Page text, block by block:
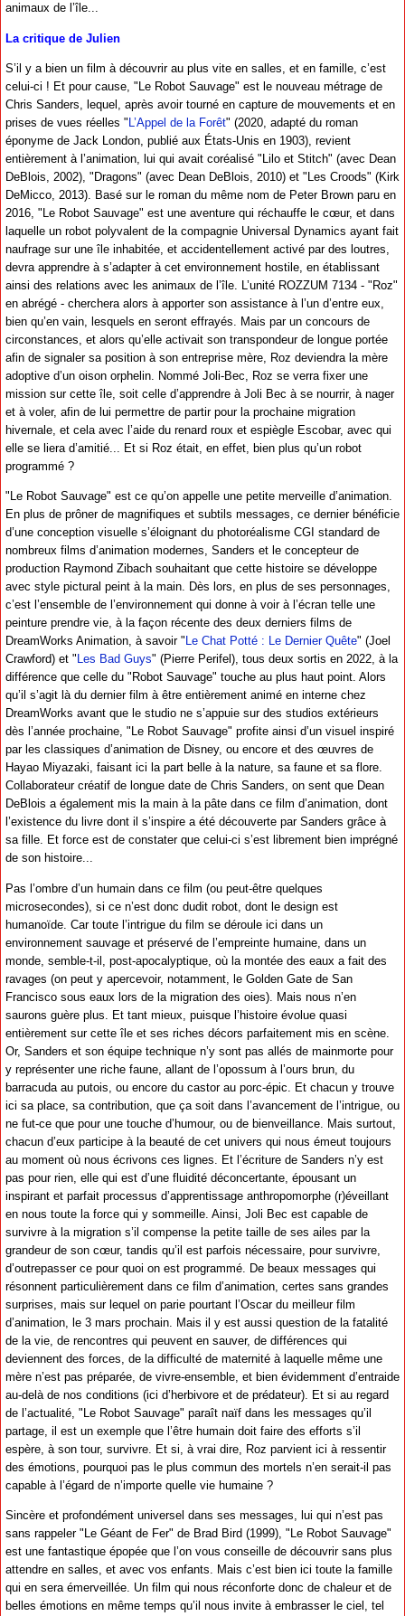
animaux de l’île...
La critique de Julien
S’il y a bien un film à découvrir au plus vite en salles, et en famille, c’est
celui-ci ! Et pour cause, "Le Robot Sauvage" est le nouveau métrage de
Chris Sanders, lequel, après avoir tourné en capture de mouvements et en
prises de vues réelles " L’Appel de la Forêt" (2020, adapté du roman
éponyme de Jack London, publié aux États-Unis en 1903), revient
entièrement à l’animation, lui qui avait coréalisé "Lilo et Stitch" (avec Dean
DeBlois, 2002), "Dragons" (avec Dean DeBlois, 2010) et "Les Croods" (Kirk
DeMicco, 2013). Basé sur le roman du même nom de Peter Brown paru en
2016, "Le Robot Sauvage" est une aventure qui réchauffe le cœur, et dans
laquelle un robot polyvalent de la compagnie Universal Dynamics ayant fait
naufrage sur une île inhabitée, et accidentellement activé par des loutres,
devra apprendre à s’adapter à cet environnement hostile, en établissant
ainsi des relations avec les animaux de l’île. L’unité ROZZUM 7134 - "Roz"
en abrégé - cherchera alors à apporter son assistance à l’un d’entre eux,
bien qu’en vain, lesquels en seront effrayés. Mais par un concours de
circonstances, et alors qu’elle activait son transpondeur de longue portée
afin de signaler sa position à son entreprise mère, Roz deviendra la mère
adoptive d’un oison orphelin. Nommé Joli-Bec, Roz se verra fixer une
mission sur cette île, soit celle d’apprendre à Joli Bec à se nourrir, à nager
et à voler, afin de lui permettre de partir pour la prochaine migration
hivernale, et cela avec l’aide du renard roux et espiègle Escobar, avec qui
elle se liera d’amitié... Et si Roz était, en effet, bien plus qu’un robot
programmé ?
"Le Robot Sauvage" est ce qu’on appelle une petite merveille d’animation.
En plus de prôner de magnifiques et subtils messages, ce dernier bénéficie
d’une conception visuelle s’éloignant du photoréalisme CGI standard de
nombreux films d’animation modernes, Sanders et le concepteur de
production Raymond Zibach souhaitant que cette histoire se développe
avec style pictural peint à la main. Dès lors, en plus de ses personnages,
c’est l’ensemble de l’environnement qui donne à voir à l’écran telle une
peinture prendre vie, à la façon récente des deux derniers films de
DreamWorks Animation, à savoir " Le Chat Potté : Le Dernier Quête" (Joel
Crawford) et " Les Bad Guys" (Pierre Perifel), tous deux sortis en 2022, à la
différence que celle du "Robot Sauvage" touche au plus haut point. Alors
qu’il s’agit là du dernier film à être entièrement animé en interne chez
DreamWorks avant que le studio ne s’appuie sur des studios extérieurs
dès l’année prochaine, "Le Robot Sauvage" profite ainsi d’un visuel inspiré
par les classiques d’animation de Disney, ou encore et des œuvres de
Hayao Miyazaki, faisant ici la part belle à la nature, sa faune et sa flore.
Collaborateur créatif de longue date de Chris Sanders, on sent que Dean
DeBlois a également mis la main à la pâte dans ce film d’animation, dont
l’existence du livre dont il s’inspire a été découverte par Sanders grâce à
sa fille. Et force est de constater que celui-ci s’est librement bien imprégné
de son histoire...
Pas l’ombre d’un humain dans ce film (ou peut-être quelques
microsecondes), si ce n’est donc dudit robot, dont le design est
humanoïde. Car toute l’intrigue du film se déroule ici dans un
environnement sauvage et préservé de l’empreinte humaine, dans un
monde, semble-t-il, post-apocalyptique, où la montée des eaux a fait des
ravages (on peut y apercevoir, notamment, le Golden Gate de San
Francisco sous eaux lors de la migration des oies). Mais nous n’en
saurons guère plus. Et tant mieux, puisque l’histoire évolue quasi
entièrement sur cette île et ses riches décors parfaitement mis en scène.
Or, Sanders et son équipe technique n’y sont pas allés de mainmorte pour
y représenter une riche faune, allant de l’opossum à l’ours brun, du
barracuda au putois, ou encore du castor au porc-épic. Et chacun y trouve
ici sa place, sa contribution, que ça soit dans l’avancement de l’intrigue, ou
ne fut-ce que pour une touche d’humour, ou de bienveillance. Mais surtout,
chacun d’eux participe à la beauté de cet univers qui nous émeut toujours
au moment où nous écrivons ces lignes. Et l’écriture de Sanders n’y est
pas pour rien, elle qui est d’une fluidité déconcertante, épousant un
inspirant et parfait processus d’apprentissage anthropomorphe (r)éveillant
en nous toute la force qui y sommeille. Ainsi, Joli Bec est capable de
survivre à la migration s’il compense la petite taille de ses ailes par la
grandeur de son cœur, tandis qu’il est parfois nécessaire, pour survivre,
d’outrepasser ce pour quoi on est programmé. De beaux messages qui
résonnent particulièrement dans ce film d’animation, certes sans grandes
surprises, mais sur lequel on parie pourtant l’Oscar du meilleur film
d’animation, le 3 mars prochain. Mais il y est aussi question de la fatalité
de la vie, de rencontres qui peuvent en sauver, de différences qui
deviennent des forces, de la difficulté de maternité à laquelle même une
mère n’est pas préparée, de vivre-ensemble, et bien évidemment d’entraide
au-delà de nos conditions (ici d’herbivore et de prédateur). Et si au regard
de l’actualité, "Le Robot Sauvage" paraît naïf dans les messages qu’il
partage, il est un exemple que l’être humain doit faire des efforts s’il
espère, à son tour, survivre. Et si, à vrai dire, Roz parvient ici à ressentir
des émotions, pourquoi pas le plus commun des mortels n’en serait-il pas
capable à l’égard de n’importe quelle vie humaine ?
Sincère et profondément universel dans ses messages, lui qui n’est pas
sans rappeler "Le Géant de Fer" de Brad Bird (1999), "Le Robot Sauvage"
est une fantastique épopée que l’on vous conseille de découvrir sans plus
attendre en salles, et avec vos enfants. Mais c’est bien ici toute la famille
qui en sera émerveillée. Un film qui nous réconforte donc de chaleur et de
belles émotions en même temps qu’il nous invite à embrasser le ciel, tel